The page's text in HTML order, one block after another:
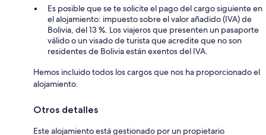
Es posible que se te solicite el pago del cargo siguiente en
el alojamiento: impuesto sobre el valor añadido (IVA) de
Bolivia, del 13 %. Los viajeros que presenten un pasaporte
válido o un visado de turista que acredite que no son
residentes de Bolivia están exentos del IVA.
Hemos incluido todos los cargos que nos ha proporcionado el
alojamiento.
Otros detalles
Este alojamiento está gestionado por un propietario